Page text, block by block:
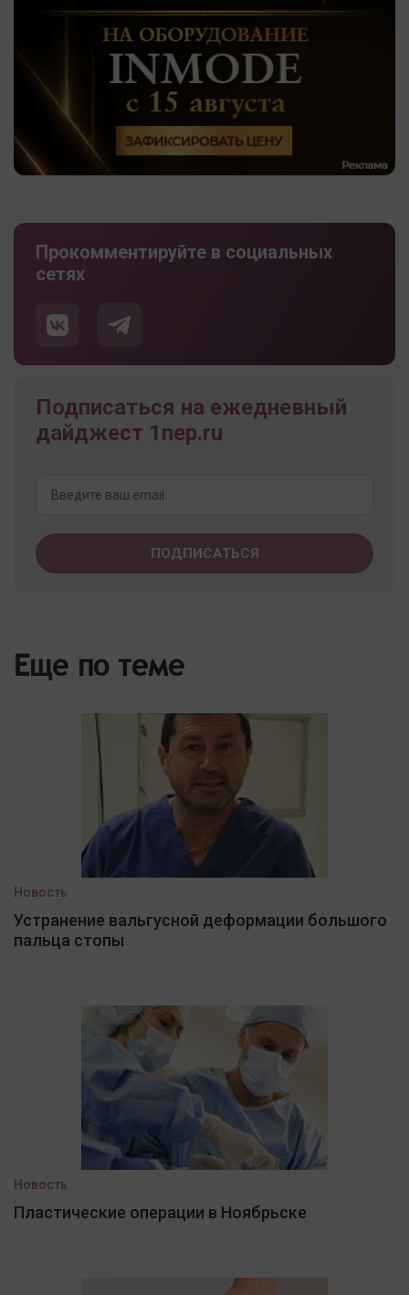
Прокомментируйте в социальных
сетях
Подписаться на ежедневный
дайджест 1nep.ru
Еще по теме
Новость
Устранение вальгусной деформации большого
пальца стопы
Новость
Пластические операции в Ноябрьске